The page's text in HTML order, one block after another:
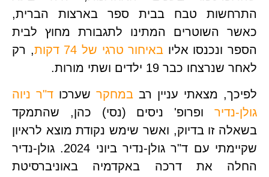
התרחשות טבח בבית ספר בארצות הברית,
ונכנסו אליו באיחור טרגי של 74 דקות
, רק
כבר 19 ילדים ושתי מורות.
מצאתי עניין רב במחקר שערכו
ד"ר ניוה
נדיר
ופרופ' ניסים (נסי) כהן, שהתמקד
בשאלה זו בדיוק, ואשר שימש נקודת מוצא לראיון
שקיימתי עם ד"ר גולן-נדיר ביוני 2024. גולן-נדיר
החלה את דרכה באקדמיה באוניברסיטת